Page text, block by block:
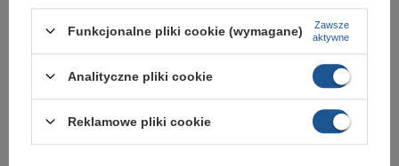
Marka O'Neill
Symbol 054002 3003
Zapięcie
Kolor czarny
Funkcjonalne pliki cookie (wymagane)
Zawsze
aktywne
Analityczne pliki cookie
Reklamowe pliki cookie